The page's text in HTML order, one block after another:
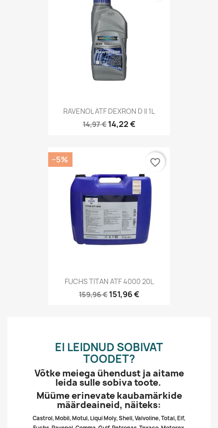
RAVENOL ATF DEXRON D II 1L
14,97 € 14,22 €
FUCHS TITAN ATF 4000 20L
159,96 € 151,96 €
−5% favorite_border
EI LEIDNUD SOBIVAT
TOODET?
Võtke meiega ühendust ja aitame
leida sulle sobiva toote.
Müüme erinevate kaubamärkide
määrdeaineid, näiteks:
Castrol, Mobil, Motul, Liqui Moly, Shell, Valvoline, Total, Elf,